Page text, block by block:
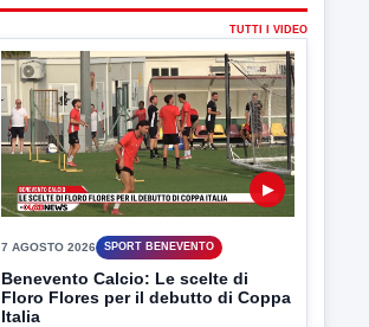
Benevento Calcio: Le scelte di
Floro Flores per il debutto di Coppa
Italia
Il Benevento è pronto al debutto di Coppa
Italia. Scelte...